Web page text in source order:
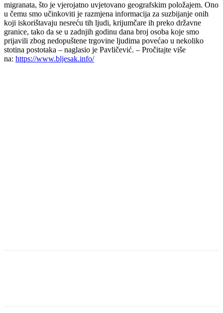
migranata, što je vjerojatno uvjetovano geografskim položajem. Ono
u čemu smo učinkoviti je razmjena informacija za suzbijanje onih
koji iskorištavaju nesreću tih ljudi, krijumčare ih preko državne
granice, tako da se u zadnjih godinu dana broj osoba koje smo
prijavili zbog nedopuštene trgovine ljudima povećao u nekoliko
stotina postotaka – naglasio je Pavličević. – Pročitajte više
na: https://www.bljesak.info/